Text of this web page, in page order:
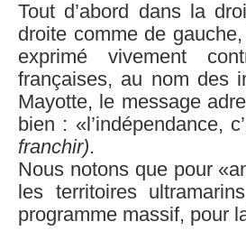
Tout d’abord dans la
droite comme de
exprimé vivement
françaises, au nom des
Mayotte, le message
bien : «l’indépendance,
franchir).
Nous notons que pour
les territoires
programme massif, pour